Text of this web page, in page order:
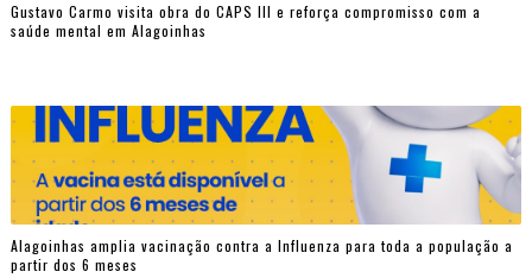
Gustavo Carmo visita obra do CAPS III e reforça compromisso com a
saúde mental em Alagoinhas
Alagoinhas amplia vacinação contra a Influenza para toda a população a
partir dos 6 meses